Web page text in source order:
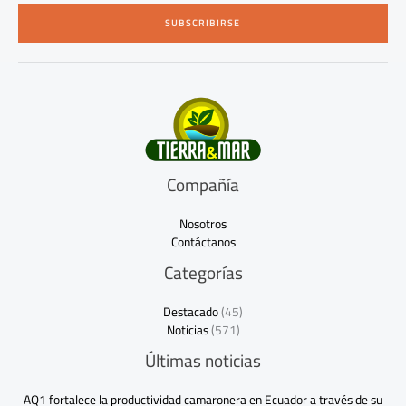
i
*
SUBSCRIBIRSE
Compañía
Nosotros
Contáctanos
Categorías
Destacado(45)
Noticias(571)
Últimas noticias
AQ1 fortalece la productividad camaronera en Ecuador a través de su